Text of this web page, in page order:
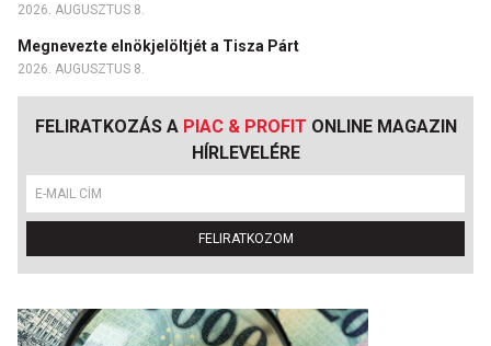
2026. AUGUSZTUS 8.
Megnevezte elnökjelöltjét a Tisza Párt
2026. AUGUSZTUS 8.
FELIRATKOZÁS A PIAC & PROFIT ONLINE MAGAZIN
HÍRLEVELÉRE
FELIRATKOZOM